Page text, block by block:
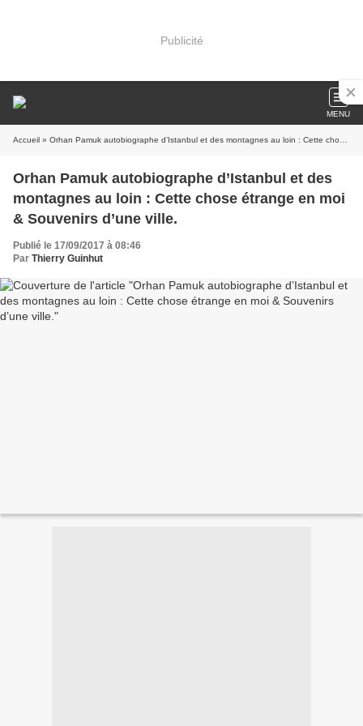
Publicité
MENU
Accueil » Orhan Pamuk autobiographe d’Istanbul et des montagnes au loin : Cette chose étrange en moi & Souvenirs d’une ville.
Orhan Pamuk autobiographe d’Istanbul et des
montagnes au loin : Cette chose étrange en moi
& Souvenirs d’une ville.
Publié le 17/09/2017 à 08:46
Par Thierry Guinhut